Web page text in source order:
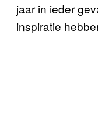
jaar in ieder
inspiratie